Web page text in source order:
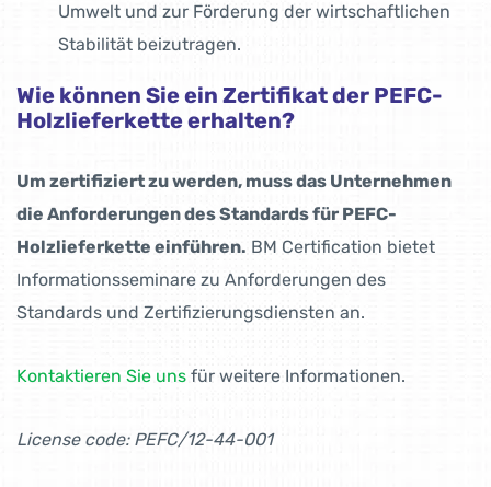
Umwelt und zur Förderung der wirtschaftlichen
Stabilität beizutragen.
Wie können Sie ein Zertifikat der PEFC-
Holzlieferkette erhalten?
Um zertifiziert zu werden, muss das Unternehmen
die Anforderungen des Standards für PEFC-
Holzlieferkette einführen. BM Certification bietet
Informationsseminare zu Anforderungen des
Standards und Zertifizierungsdiensten an.
Kontaktieren Sie uns für weitere Informationen.
License code: PEFC/12-44-001